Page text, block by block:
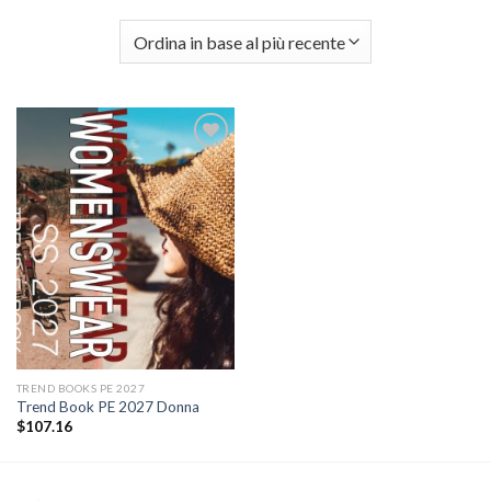
Add to
wishlist
TREND BOOKS PE 2027
Trend Book PE 2027 Donna
$107.16